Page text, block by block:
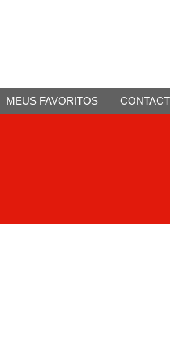
MEUS FAVORITOS